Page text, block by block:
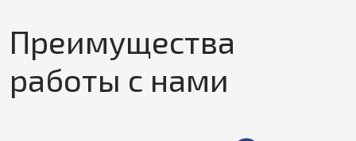
Преимущества
работы с нами